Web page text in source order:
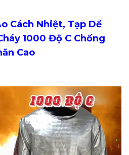
Cách Nhiệt, Tạp Dề
1000 Độ C Chống
Cao